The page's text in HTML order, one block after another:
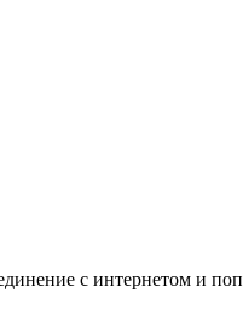
с интернетом и